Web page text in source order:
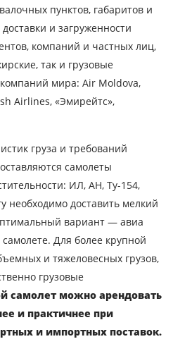
пунктов, габаритов и
и загруженности
компаний и частных лиц,
так и грузовые
мира: Air Moldova,
Airlines, «Эмирейтс»,
груза и требований
самолеты
ИЛ, АН, Ту-154,
необходимо доставить мелкий
вариант — авиа
Для более крупной
и тяжеловесных грузов,
грузовые
самолет можно арендовать
и практичнее при
и импортных поставок.
вы соглашаетесь на
данных.